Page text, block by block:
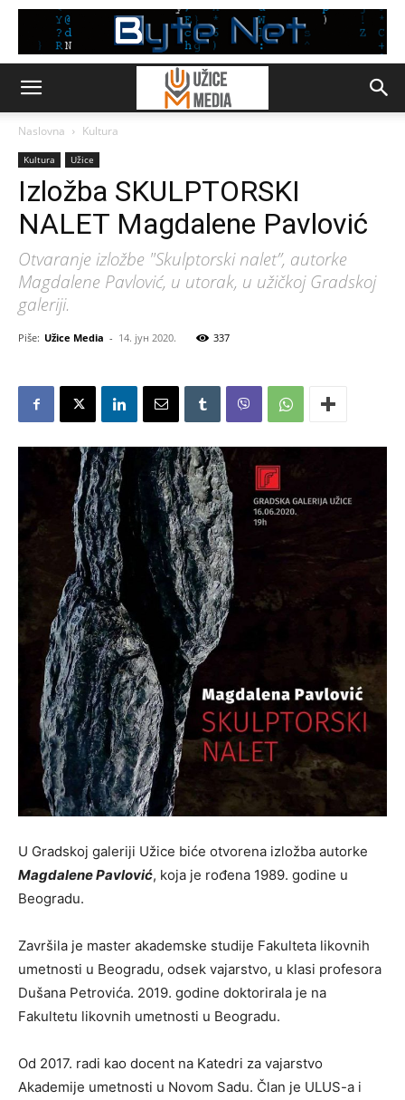
Naslovna Kultura
Kultura Užice
Izložba SKULPTORSKI
NALET Magdalene Pavlović
Otvaranje izložbe "Skulptorski nalet”, autorke
Magdalene Pavlović, u utorak, u užičkoj Gradskoj
galeriji.
Piše: Užice Media - 14. јун 2020. 337
U Gradskoj galeriji Užice biće otvorena izložba autorke
Magdalene Pavlović, koja je rođena 1989. godine u
Beogradu.
Završila je master akademske studije Fakulteta likovnih
umetnosti u Beogradu, odsek vajarstvo, u klasi profesora
Dušana Petrovića. 2019. godine doktorirala je na
Fakultetu likovnih umetnosti u Beogradu.
Od 2017. radi kao docent na Katedri za vajarstvo
Akademije umetnosti u Novom Sadu. Član je ULUS-a i